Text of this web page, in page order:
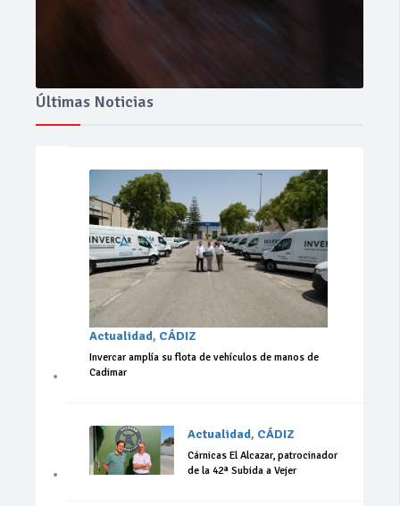
Últimas Noticias
Actualidad, CÁDIZ
Invercar amplía su flota de vehículos de manos de
Cadimar
Actualidad, CÁDIZ
Cárnicas El Alcazar, patrocinador
de la 42ª Subida a Vejer